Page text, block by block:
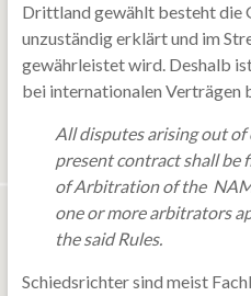
Drittland gewählt besteht die
unzuständig erklärt und im
gewährleistet wird. Deshalb
bei internationalen Verträgen
All disputes arising out
present contract shall be
of Arbitration of the
one or more arbitrators
the said Rules.
Schiedsrichter sind meist